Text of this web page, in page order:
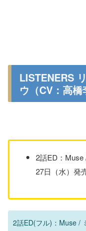
LISTENERS
ウ（CV：高橋
2話ED：Muse
27日（水）発
2話ED(フル)：Muse /